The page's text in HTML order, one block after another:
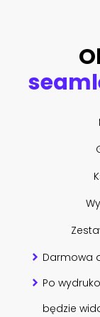
Darmowa
Po
będzie